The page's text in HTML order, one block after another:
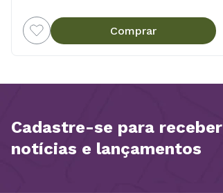
Comprar
Cadastre-se para receber
notícias e lançamentos